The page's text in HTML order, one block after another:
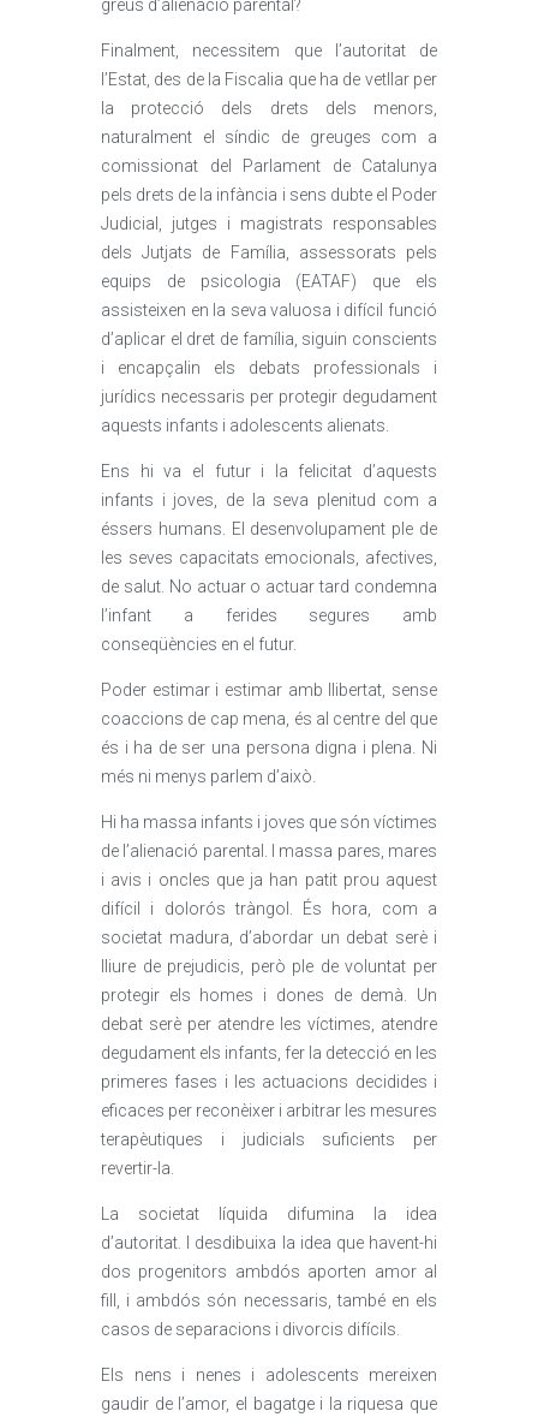
greus d’alienació parental?
Finalment, necessitem que l’autoritat de
l’Estat, des de la Fiscalia que ha de vetllar per
la protecció dels drets dels menors,
naturalment el síndic de greuges com a
comissionat del Parlament de Catalunya
pels drets de la infància i sens dubte el Poder
Judicial, jutges i magistrats responsables
dels Jutjats de Família, assessorats pels
equips de psicologia (EATAF) que els
assisteixen en la seva valuosa i difícil funció
d’aplicar el dret de família, siguin conscients
i encapçalin els debats professionals i
jurídics necessaris per protegir degudament
aquests infants i adolescents alienats.
Ens hi va el futur i la felicitat d’aquests
infants i joves, de la seva plenitud com a
éssers humans. El desenvolupament ple de
les seves capacitats emocionals, afectives,
de salut. No actuar o actuar tard condemna
l’infant a ferides segures amb
conseqüències en el futur.
Poder estimar i estimar amb llibertat, sense
coaccions de cap mena, és al centre del que
és i ha de ser una persona digna i plena. Ni
més ni menys parlem d’això.
Hi ha massa infants i joves que són víctimes
de l’alienació parental. I massa pares, mares
i avis i oncles que ja han patit prou aquest
difícil i dolorós tràngol. És hora, com a
societat madura, d’abordar un debat serè i
lliure de prejudicis, però ple de voluntat per
protegir els homes i dones de demà. Un
debat serè per atendre les víctimes, atendre
degudament els infants, fer la detecció en les
primeres fases i les actuacions decidides i
eficaces per reconèixer i arbitrar les mesures
terapèutiques i judicials suficients per
revertir-la.
La societat líquida difumina la idea
d’autoritat. I desdibuixa la idea que havent-hi
dos progenitors ambdós aporten amor al
fill, i ambdós són necessaris, també en els
casos de separacions i divorcis difícils.
Els nens i nenes i adolescents mereixen
gaudir de l’amor, el bagatge i la riquesa que